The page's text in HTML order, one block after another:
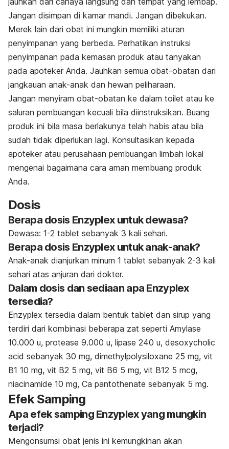
Jangan disimpan di kamar mandi. Jangan dibekukan.
Merek lain dari obat ini mungkin memiliki aturan
penyimpanan yang berbeda. Perhatikan instruksi
penyimpanan pada kemasan produk atau tanyakan
pada apoteker Anda. Jauhkan semua obat-obatan dari
jangkauan anak-anak dan hewan peliharaan.
Jangan menyiram obat-obatan ke dalam toilet atau ke
saluran pembuangan kecuali bila diinstruksikan. Buang
produk ini bila masa berlakunya telah habis atau bila
sudah tidak diperlukan lagi. Konsultasikan kepada
apoteker atau perusahaan pembuangan limbah lokal
mengenai bagaimana cara aman membuang produk
Anda.
Dosis
Berapa dosis Enzyplex untuk dewasa?
Dewasa: 1-2 tablet sebanyak 3 kali sehari.
Berapa dosis Enzyplex untuk anak-anak?
Anak-anak dianjurkan minum 1 tablet sebanyak 2-3 kali
sehari atas anjuran dari dokter.
Dalam dosis dan sediaan apa Enzyplex
tersedia?
Enzyplex tersedia dalam bentuk tablet dan sirup yang
terdiri dari kombinasi beberapa zat seperti Amylase
10.000 u, protease 9.000 u, lipase 240 u, desoxycholic
acid sebanyak 30 mg, dimethylpolysiloxane 25 mg, vit
B1 10 mg, vit B2 5 mg, vit B6 5 mg, vit B12 5 mcg,
niacinamide 10 mg, Ca pantothenate sebanyak 5 mg.
Efek Samping
Apa efek samping Enzyplex yang mungkin
terjadi?
Mengonsumsi obat jenis ini kemungkinan akan